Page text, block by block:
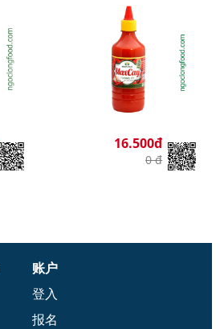
16.500đ
0 đ
账户
登入
报名